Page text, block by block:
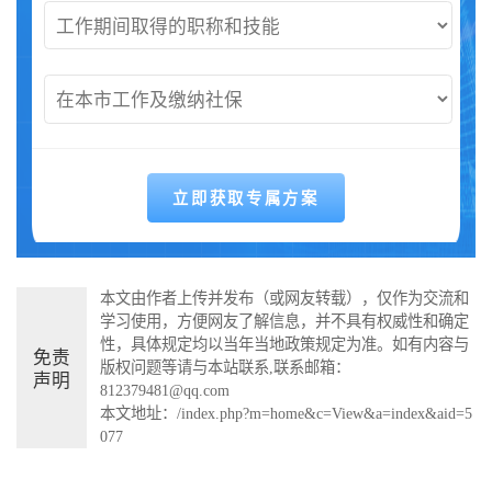
免责
声明
本文由作者上传并发布（或网友转载），仅作为交流和
学习使用，方便网友了解信息，并不具有权威性和确定
性，具体规定均以当年当地政策规定为准。如有内容与
版权问题等请与本站联系,联系邮箱：
812379481@qq.com
本文地址：/index.php?m=home&c=View&a=index&aid=5
077